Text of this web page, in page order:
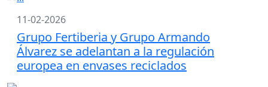
11-02-2026
Grupo Fertiberia y Grupo Armando
Álvarez se adelantan a la regulación
europea en envases reciclados